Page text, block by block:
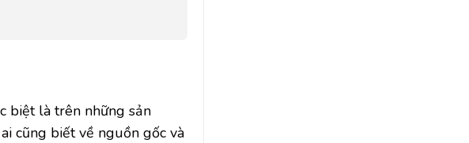
biệt là trên những sản
cũng biết về nguồn gốc và